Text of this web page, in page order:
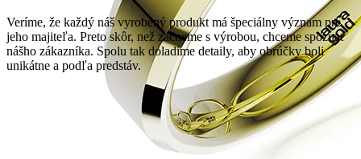
Veríme, že každý náš vyrobený produkt má špeciálny význam pre
jeho majiteľa. Preto skôr, než začneme s výrobou, chceme spoznať
nášho zákazníka. Spolu tak doladíme detaily, aby obrúčky boli
unikátne a podľa predstáv.